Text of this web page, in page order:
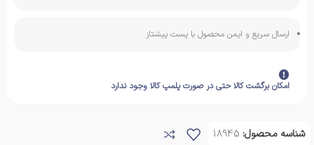
ارسال سریع و ایمن محصول با پست پیشتاز
امکان برگشت کالا حتی در صورت پلمپ کالا وجود ندارد
شناسه محصول: 18945